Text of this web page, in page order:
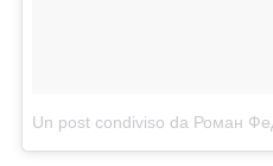
Un post condiviso da Роман